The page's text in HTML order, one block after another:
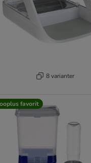
8 varianter
favorit